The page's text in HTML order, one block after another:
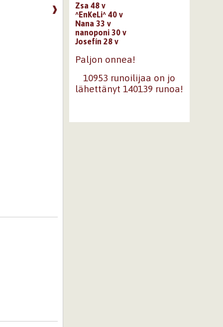
❱
Zsa 48 v
^EnKeLi^ 40 v
Nana 33 v
nanoponi 30 v
Josefín 28 v
Paljon onnea!
10953 runoilijaa on jo
lähettänyt 140139 runoa!